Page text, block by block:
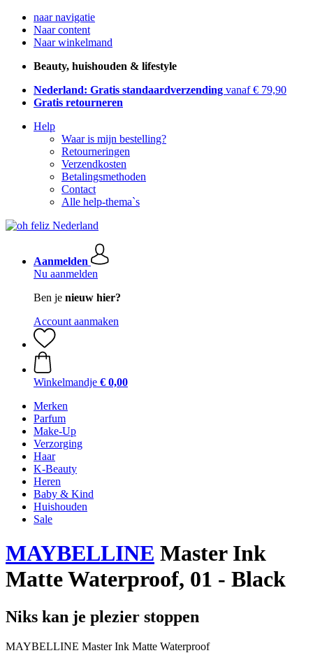
naar navigatie
Naar content
Naar winkelmand
Beauty, huishouden & lifestyle
Nederland: Gratis standaardverzending vanaf € 79,90
Gratis retourneren
Help
Waar is mijn bestelling?
Retourneringen
Verzendkosten
Betalingsmethoden
Contact
Alle help-thema`s
Aanmelden
Nu aanmelden
Ben je nieuw hier?
Account aanmaken
Winkelmandje € 0,00
Merken
Parfum
Make-Up
Verzorging
Haar
K-Beauty
Heren
Baby & Kind
Huishouden
Sale
MAYBELLINE Master Ink
Matte Waterproof, 01 - Black
Niks kan je plezier stoppen
MAYBELLINE Master Ink Matte Waterproof